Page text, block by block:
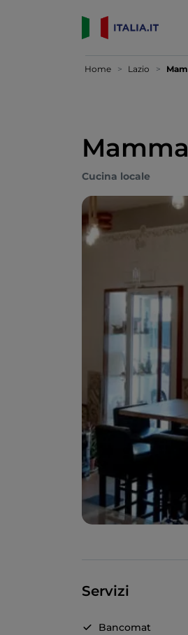
Home Lazio
Cucina locale
Servizi
Bancomat